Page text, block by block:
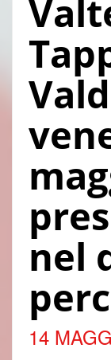
nel
14